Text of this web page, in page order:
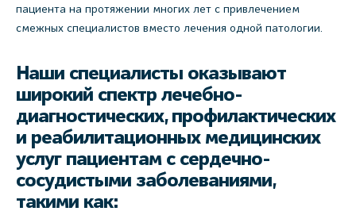
пациента на протяжении многих лет с привлечением
смежных специалистов вместо лечения одной патологии.
Наши специалисты оказывают
широкий спектр лечебно-
диагностических, профилактических
и реабилитационных медицинских
услуг пациентам с сердечно-
сосудистыми заболеваниями,
такими как: